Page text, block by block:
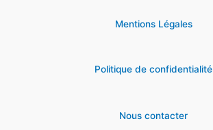
Mentions Légales
Politique de confidentialité
Nous contacter